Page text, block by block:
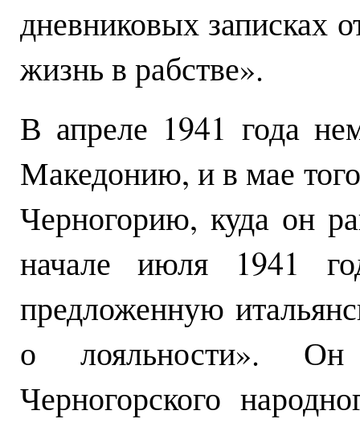
дневниковых записках
жизнь в рабстве».
В апреле 1941 года
Македонию, и в мае
Черногорию, куда он
начале июля 1941
предложенную
о лояльности».
Черногорского